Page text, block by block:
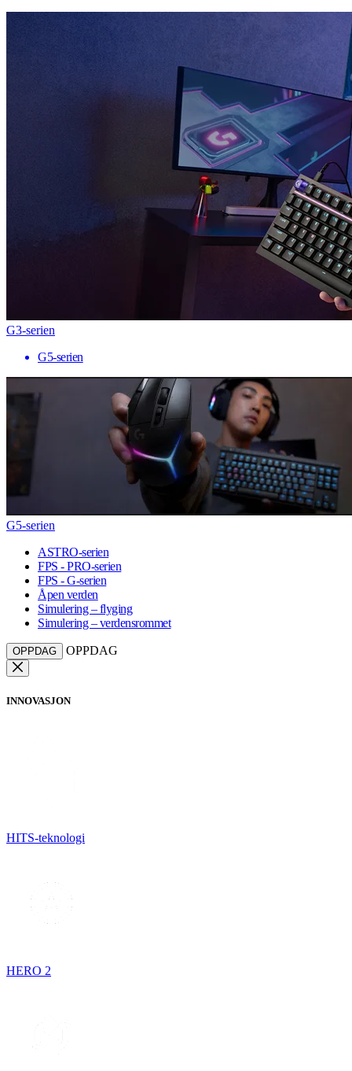
G3-serien
G5-serien
G5-serien
ASTRO-serien
FPS - PRO-serien
FPS - G-serien
Åpen verden
Simulering – flyging
Simulering – verdensrommet
OPPDAG OPPDAG
INNOVASJON
HITS-teknologi
HERO 2